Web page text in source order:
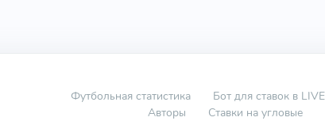
Футбольная статистика Бот для ставок в LIVE
Авторы
Ставки на угловые